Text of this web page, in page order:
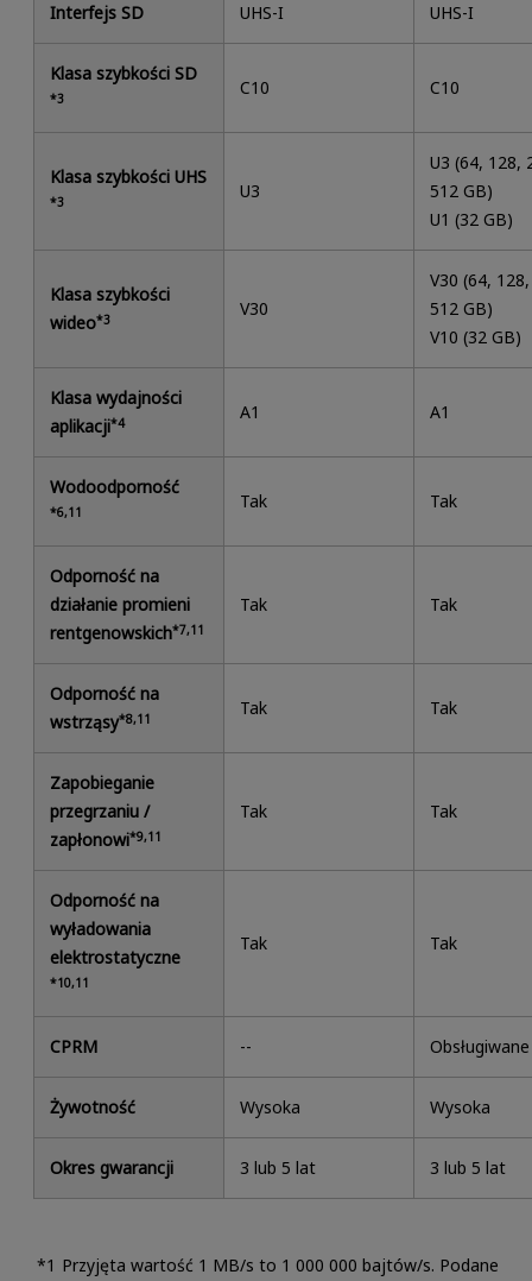
Interfejs SD UHS-I UHS-I
Klasa szybkości SD
*3 C10 C10
Klasa szybkości UHS
*3 U3
U3 (64, 128,
512 GB)
U1 (32 GB)
Klasa szybkości
wideo*3 V30
V30 (64,
512 GB)
V10 (32 GB)
Klasa wydajności
aplikacji*4 A1 A1
Wodoodporność
*6,11 Tak Tak
Odporność na
działanie promieni
rentgenowskich*7,11
Tak Tak
Odporność na
wstrząsy*8,11 Tak Tak
Zapobieganie
przegrzaniu /
zapłonowi*9,11
Tak Tak
Odporność na
wyładowania
elektrostatyczne
*10,11
Tak Tak
CPRM -- Obsługiwane
Żywotność Wysoka Wysoka
Okres gwarancji 3 lub 5 lat 3 lub 5 lat
Przyjęta wartość 1 MB/s to 1 000 000 bajtów/s. Podane